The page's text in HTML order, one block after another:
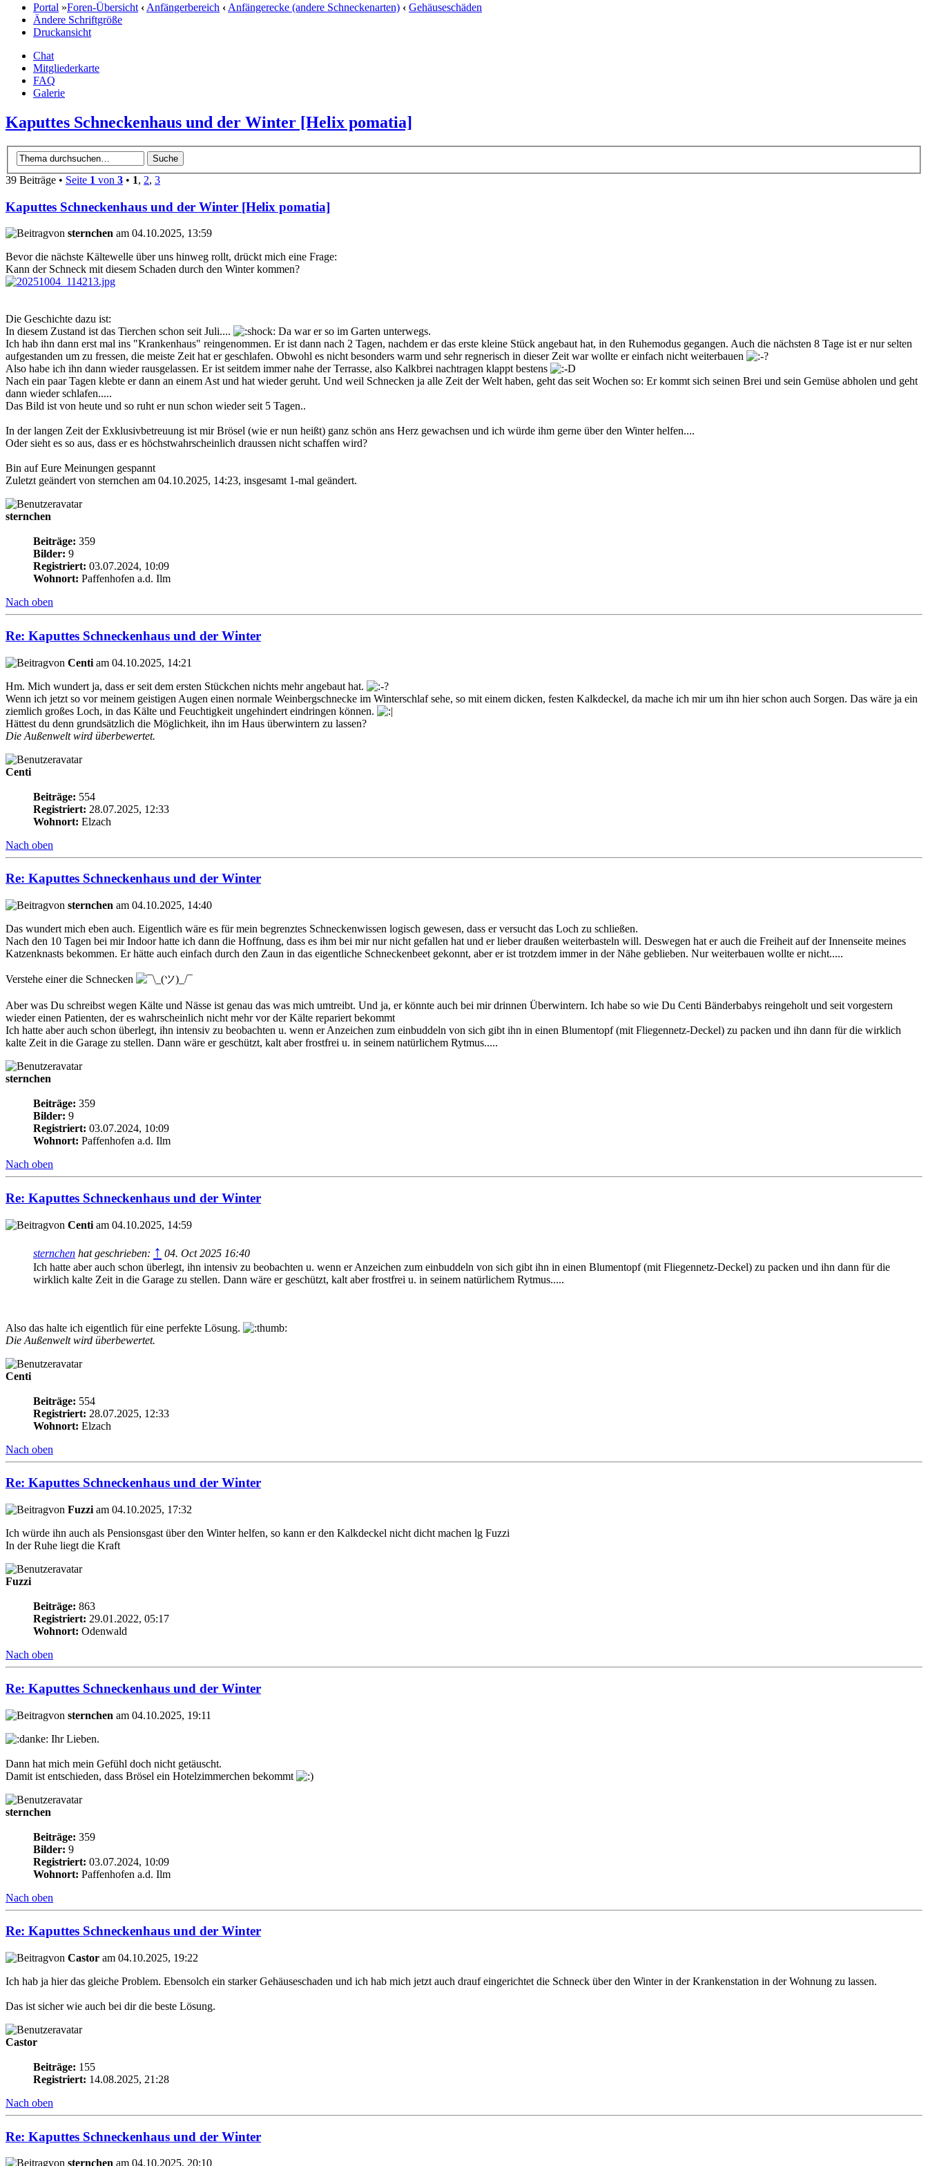
Portal »Foren-Übersicht ‹Anfängerbereich ‹Anfängerecke (andere Schneckenarten) ‹ Gehäuseschäden
Ändere Schriftgröße
Druckansicht
Chat
Mitgliederkarte
FAQ
Galerie
Kaputtes Schneckenhaus und der Winter [Helix pomatia]
39 Beiträge • Seite 1 von 3 • 1, 2, 3
Kaputtes Schneckenhaus und der Winter [Helix pomatia]
von sternchen am 04.10.2025, 13:59
Bevor die nächste Kältewelle über uns hinweg rollt, drückt mich eine Frage:
Kann der Schneck mit diesem Schaden durch den Winter kommen?
Die Geschichte dazu ist:
In diesem Zustand ist das Tierchen schon seit Juli....
Da war er so im Garten unterwegs.
Ich hab ihn dann erst mal ins "Krankenhaus" reingenommen. Er ist dann nach 2 Tagen, nachdem er das erste kleine Stück angebaut hat, in den Ruhemodus gegangen. Auch die nächsten 8 Tage ist er nur selten
aufgestanden um zu fressen, die meiste Zeit hat er geschlafen. Obwohl es nicht besonders warm und sehr regnerisch in dieser Zeit war wollte er einfach nicht weiterbauen
Also habe ich ihn dann wieder rausgelassen. Er ist seitdem immer nahe der Terrasse, also Kalkbrei nachtragen klappt bestens
Nach ein paar Tagen klebte er dann an einem Ast und hat wieder geruht. Und weil Schnecken ja alle Zeit der Welt haben, geht das seit Wochen so: Er kommt sich seinen Brei und sein Gemüse abholen und geht
dann wieder schlafen.....
Das Bild ist von heute und so ruht er nun schon wieder seit 5 Tagen..
In der langen Zeit der Exklusivbetreuung ist mir Brösel (wie er nun heißt) ganz schön ans Herz gewachsen und ich würde ihm gerne über den Winter helfen....
Oder sieht es so aus, dass er es höchstwahrscheinlich draussen nicht schaffen wird?
Bin auf Eure Meinungen gespannt
Zuletzt geändert von sternchen am 04.10.2025, 14:23, insgesamt 1-mal geändert.
sternchen
Beiträge: 359
Bilder: 9
Registriert: 03.07.2024, 10:09
Wohnort: Paffenhofen a.d. Ilm
Nach oben
Re: Kaputtes Schneckenhaus und der Winter
von Centi am 04.10.2025, 14:21
Hm. Mich wundert ja, dass er seit dem ersten Stückchen nichts mehr angebaut hat.
Wenn ich jetzt so vor meinem geistigen Augen einen normale Weinbergschnecke im Winterschlaf sehe, so mit einem dicken, festen Kalkdeckel, da mache ich mir um ihn hier schon auch Sorgen. Das wäre ja ein
ziemlich großes Loch, in das Kälte und Feuchtigkeit ungehindert eindringen können.
Hättest du denn grundsätzlich die Möglichkeit, ihn im Haus überwintern zu lassen?
Die Außenwelt wird überbewertet.
Centi
Beiträge: 554
Registriert: 28.07.2025, 12:33
Wohnort: Elzach
Nach oben
Re: Kaputtes Schneckenhaus und der Winter
von sternchen am 04.10.2025, 14:40
Das wundert mich eben auch. Eigentlich wäre es für mein begrenztes Schneckenwissen logisch gewesen, dass er versucht das Loch zu schließen.
Nach den 10 Tagen bei mir Indoor hatte ich dann die Hoffnung, dass es ihm bei mir nur nicht gefallen hat und er lieber draußen weiterbasteln will. Deswegen hat er auch die Freiheit auf der Innenseite meines
Katzenknasts bekommen. Er hätte auch einfach durch den Zaun in das eigentliche Schneckenbeet gekonnt, aber er ist trotzdem immer in der Nähe geblieben. Nur weiterbauen wollte er nicht.....
Verstehe einer die Schnecken
Aber was Du schreibst wegen Kälte und Nässe ist genau das was mich umtreibt. Und ja, er könnte auch bei mir drinnen Überwintern. Ich habe so wie Du Centi Bänderbabys reingeholt und seit vorgestern
wieder einen Patienten, der es wahrscheinlich nicht mehr vor der Kälte repariert bekommt
Ich hatte aber auch schon überlegt, ihn intensiv zu beobachten u. wenn er Anzeichen zum einbuddeln von sich gibt ihn in einen Blumentopf (mit Fliegennetz-Deckel) zu packen und ihn dann für die wirklich
kalte Zeit in die Garage zu stellen. Dann wäre er geschützt, kalt aber frostfrei u. in seinem natürlichem Rytmus.....
sternchen
Beiträge: 359
Bilder: 9
Registriert: 03.07.2024, 10:09
Wohnort: Paffenhofen a.d. Ilm
Nach oben
Re: Kaputtes Schneckenhaus und der Winter
von Centi am 04.10.2025, 14:59
sternchen hat geschrieben: ↑ 04. Oct 2025 16:40
Ich hatte aber auch schon überlegt, ihn intensiv zu beobachten u. wenn er Anzeichen zum einbuddeln von sich gibt ihn in einen Blumentopf (mit Fliegennetz-Deckel) zu packen und ihn dann für die
wirklich kalte Zeit in die Garage zu stellen. Dann wäre er geschützt, kalt aber frostfrei u. in seinem natürlichem Rytmus.....
Also das halte ich eigentlich für eine perfekte Lösung.
Die Außenwelt wird überbewertet.
Centi
Beiträge: 554
Registriert: 28.07.2025, 12:33
Wohnort: Elzach
Nach oben
Re: Kaputtes Schneckenhaus und der Winter
von Fuzzi am 04.10.2025, 17:32
Ich würde ihn auch als Pensionsgast über den Winter helfen, so kann er den Kalkdeckel nicht dicht machen lg Fuzzi
In der Ruhe liegt die Kraft
Fuzzi
Beiträge: 863
Registriert: 29.01.2022, 05:17
Wohnort: Odenwald
Nach oben
Re: Kaputtes Schneckenhaus und der Winter
von sternchen am 04.10.2025, 19:11
Ihr Lieben.
Dann hat mich mein Gefühl doch nicht getäuscht.
Damit ist entschieden, dass Brösel ein Hotelzimmerchen bekommt
sternchen
Beiträge: 359
Bilder: 9
Registriert: 03.07.2024, 10:09
Wohnort: Paffenhofen a.d. Ilm
Nach oben
Re: Kaputtes Schneckenhaus und der Winter
von Castor am 04.10.2025, 19:22
Ich hab ja hier das gleiche Problem. Ebensolch ein starker Gehäuseschaden und ich hab mich jetzt auch drauf eingerichtet die Schneck über den Winter in der Krankenstation in der Wohnung zu lassen.
Das ist sicher wie auch bei dir die beste Lösung.
Castor
Beiträge: 155
Registriert: 14.08.2025, 21:28
Nach oben
Re: Kaputtes Schneckenhaus und der Winter
von sternchen am 04.10.2025, 20:10